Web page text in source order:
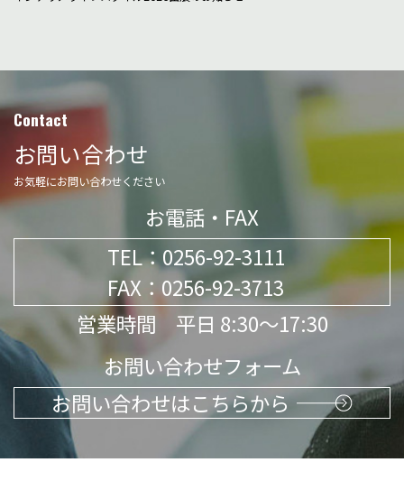
Contact
お問い合わせ
お気軽にお問い合わせください
お電話・FAX
TEL：0256-92-3111
FAX：0256-92-3713
営業時間 平日 8:30～17:30
お問い合わせフォーム
お問い合わせはこちらから